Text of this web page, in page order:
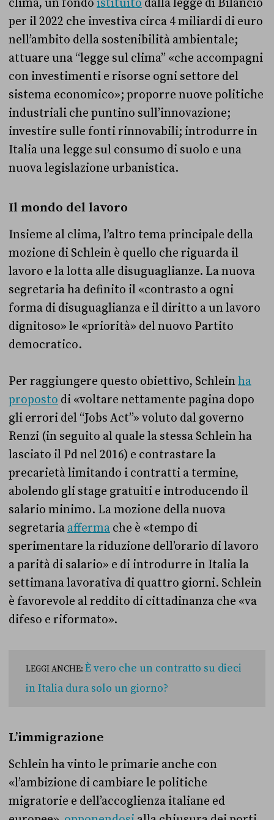
clima, un fondo istituito dalla legge di Bilancio
per il 2022 che investiva circa 4 miliardi di euro
nell’ambito della sostenibilità ambientale;
attuare una “legge sul clima” «che accompagni
con investimenti e risorse ogni settore del
sistema economico»; proporre nuove politiche
industriali che puntino sull’innovazione;
investire sulle fonti rinnovabili; introdurre in
Italia una legge sul consumo di suolo e una
nuova legislazione urbanistica.
Il mondo del lavoro
Insieme al clima, l’altro tema principale della
mozione di Schlein è quello che riguarda il
lavoro e la lotta alle disuguaglianze. La nuova
segretaria ha definito il «contrasto a ogni
forma di disuguaglianza e il diritto a un lavoro
dignitoso» le «priorità» del nuovo Partito
democratico.
Per raggiungere questo obiettivo, Schleinha
proposto di «voltare nettamente pagina dopo
gli errori del “Jobs Act”» voluto dal governo
Renzi (in seguito al quale la stessa Schlein ha
lasciato il Pd nel 2016) e contrastare la
precarietà limitando i contratti a termine,
abolendo gli stage gratuiti e introducendo il
salario minimo. La mozione della nuova
segretaria afferma che è «tempo di
sperimentare la riduzione dell’orario di lavoro
a parità di salario» e di introdurre in Italia la
settimana lavorativa di quattro giorni. Schlein
è favorevole al reddito di cittadinanza che «va
difeso e riformato».
LEGGI ANCHE: È vero che un contratto su dieci
in Italia dura solo un giorno?
L’immigrazione
Schlein ha vinto le primarie anche con
«l’ambizione di cambiare le politiche
migratorie e dell’accoglienza italiane ed